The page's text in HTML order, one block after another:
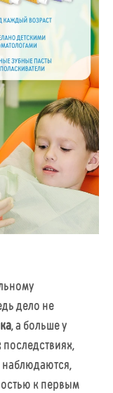
дело не
, а больше у
к первым